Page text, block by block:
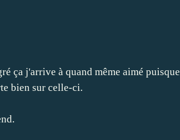
ça j'arrive à quand même aimé puisque
bien sur celle-ci.